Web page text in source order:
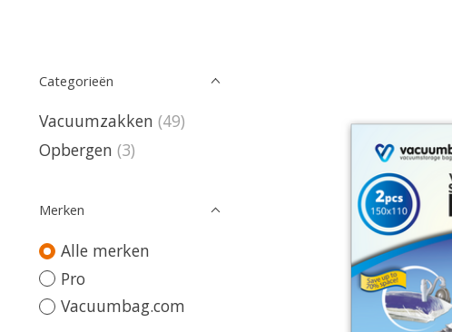
Categorieën
Vacuumzakken (49)
Opbergen (3)
Merken
Alle merken
Pro
Vacuumbag.com